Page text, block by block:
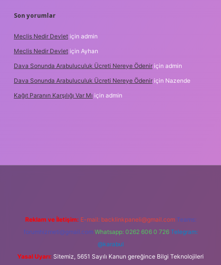
Son yorumlar
Meclis Nedir Devlet için admin
Meclis Nedir Devlet için Ayhan
Dava Sonunda Arabuluculuk Ücreti Nereye Ödenir için admin
Dava Sonunda Arabuluculuk Ücreti Nereye Ödenir için Nazende
Kağıt Paranın Karşılığı Var Mı için admin
Reklam ve İletişim: E-mail: backlinkpaneli@gmail.com Teams:
forumhizmeti@gmail.com Whatsapp: 0262 606 0 726 Telegram:
@karabul
Yasal Uyarı: Sitemiz, 5651 Sayılı Kanun gereğince Bilgi Teknolojileri